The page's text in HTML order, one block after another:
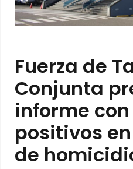
Fuerza de
Conjunta
informe
positivos
de